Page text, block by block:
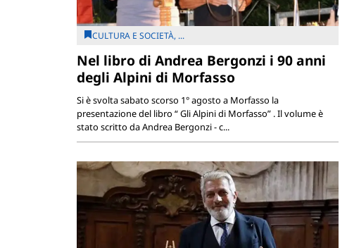
CULTURA E SOCIETÀ, ...
Nel libro di Andrea Bergonzi i 90 anni
degli Alpini di Morfasso
Si è svolta sabato scorso 1° agosto a Morfasso la
presentazione del libro “ Gli Alpini di Morfasso” . Il volume è
stato scritto da Andrea Bergonzi - c...